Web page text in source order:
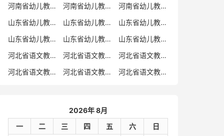
河南省幼儿教师招聘考试真题卷
河南省幼儿教师编制考试真题
河南省幼儿教师编制考试真题卷
山东省幼儿教师招聘
山东省幼儿教师考试
山东省幼儿教师招聘考试真题
山东省幼儿教师招聘考试真题卷
山东省幼儿教师编制考试真题
山东省幼儿教师编制考试真题卷
河北省语文教师招聘
河北省语文教师招聘考试真题
河北省语文教师招聘考试真题卷
河北省语文教师编制考试真题
河北省语文教师编制考试真题卷 河北省语文教师考试
2026年 8月
一
二 三 四 五 六
日